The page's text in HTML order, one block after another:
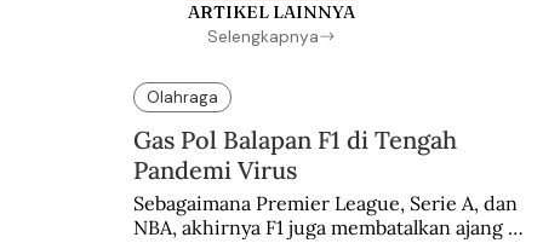
ARTIKEL LAINNYA
Selengkapnya
Olahraga
Gas Pol Balapan F1 di Tengah
Pandemi Virus
Sebagaimana Premier League, Serie A, dan
NBA, akhirnya F1 juga membatalkan ajang